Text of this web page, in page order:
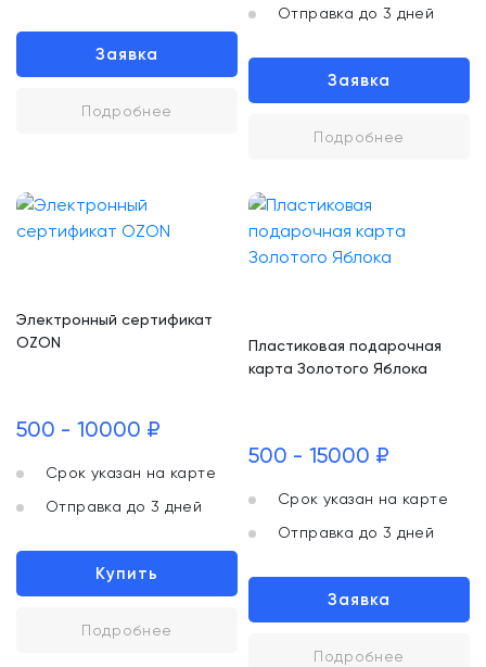
Заявка
Подробнее
Отправка до 3 дней
Заявка
Подробнее
Электронный сертификат
OZON
500 - 10000 ₽
Срок указан на карте
Отправка до 3 дней
Купить
Подробнее
Пластиковая подарочная
карта Золотого Яблока
500 - 15000 ₽
Срок указан на карте
Отправка до 3 дней
Заявка
Подробнее